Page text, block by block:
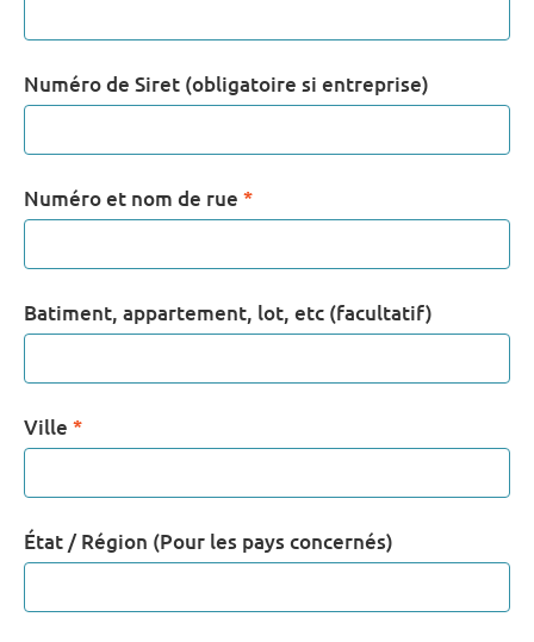
Numéro de Siret (obligatoire si entreprise)
Numéro et nom de rue *
Batiment, appartement, lot, etc (facultatif)
Ville *
État / Région (Pour les pays concernés)